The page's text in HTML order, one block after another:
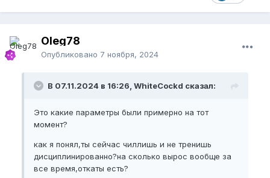
время полового акта чуть слабеет и можно уже
доводить до прямого угла.
ставлю пока по этим данным.
программе новичка.
уже есть результаты, как мне кажется.
Oleg78
Опубликовано 7 ноября, 2024
В 07.11.2024 в 16:26, WhiteCockd сказал:
Это какие параметры были примерно на тот
момент?
как я понял,ты сейчас чиллишь и не тренишь
дисциплинированно?на сколько вырос вообще за
все время,откаты есть?